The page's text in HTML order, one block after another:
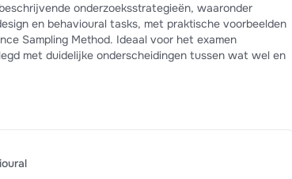
onderzoeksstrategieën, waaronder
en behavioural tasks, met praktische voorbeelden
Sampling Method. Ideaal voor het examen
met duidelijke onderscheidingen tussen wat wel en